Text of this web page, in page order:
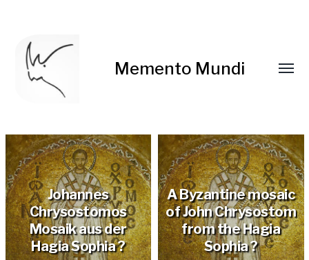
Memento Mundi
Johannes
Chrysostomos
Mosaik aus der
Hagia Sophia ?
A Byzantine mosaic
of John Chrysostom
from the Hagia
Sophia ?